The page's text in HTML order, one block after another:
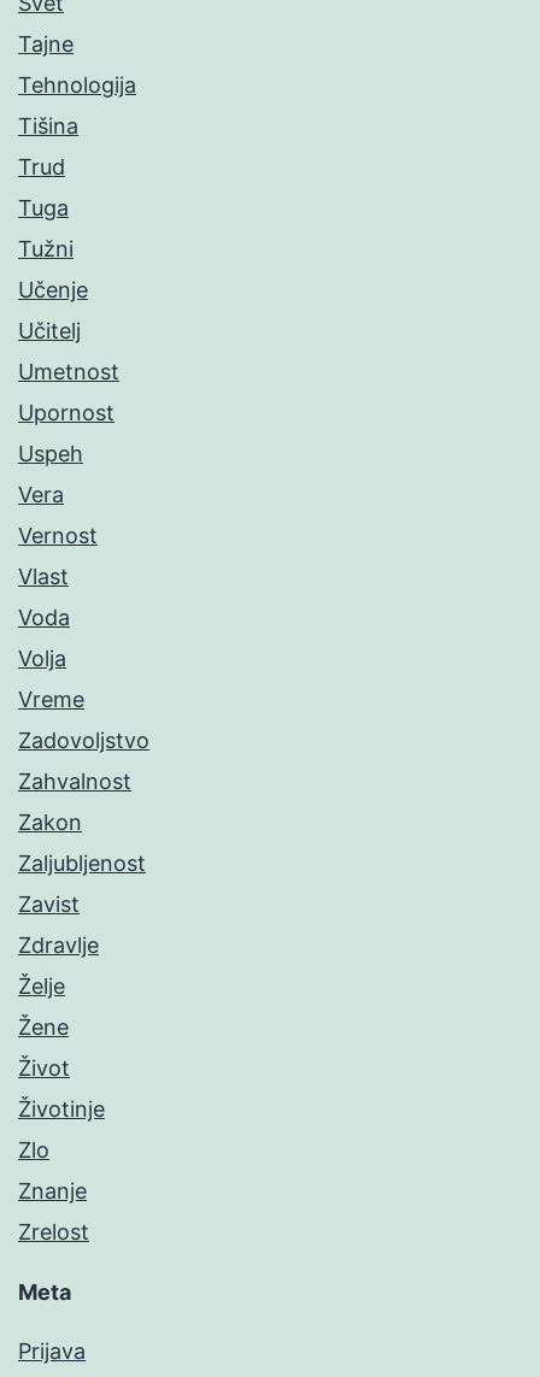
Tajne
Tehnologija
Tišina
Trud
Tuga
Tužni
Učenje
Učitelj
Umetnost
Upornost
Uspeh
Vera
Vernost
Vlast
Voda
Volja
Vreme
Zadovoljstvo
Zahvalnost
Zakon
Zaljubljenost
Zavist
Zdravlje
Želje
Žene
Život
Životinje
Zlo
Znanje
Zrelost
Meta
Prijava